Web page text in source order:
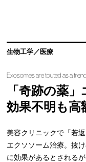
生物工学／医療
Exosomes are touted as a
「奇跡の薬
効果不明も高
美容クリニックで「若
エクソソーム治療。抜
に効果があるとされる